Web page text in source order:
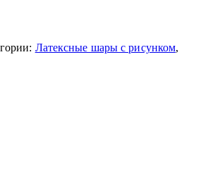
Латексные шары с рисунком,